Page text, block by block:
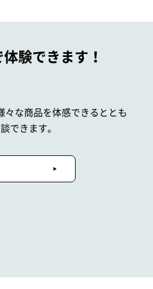
験できます！
々な商品を体感できるととも
できます。